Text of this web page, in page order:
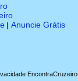
Anuncie Grátis
EncontraCruzeiro